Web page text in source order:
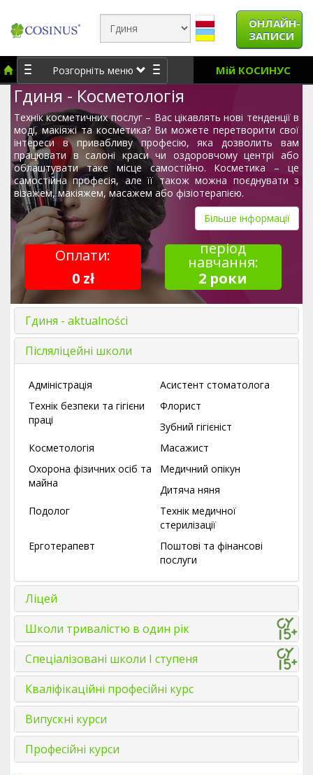
ОНЛАЙН-
ЗАПИСИ
Розгорніть меню Мій КОСИНУС
Гдиня - Косметологія
Технік косметичних послуг – Вас цікавлять нові тенденції в
моді, макіяжі та косметика? Ви можете перетворити свої
інтереси в привабливу професію, яка дозволить вам
працювати в салоні краси чи оздоровчому центрі або
облаштувати таке місце самостійно. Косметика – це
самостійна професія, але її також можна поєднувати з
візажем, макіяжем, масажем або фізіотерапією.
Більше інформації
Оплати:
0 zł
період
навчання:
2 роки
Гдиня - aktualności
Післяліцейні школи
Адміністрація
Асистент стоматолога
Технік безпеки та гігієни
праці
Флорист
Зубний гігієніст
Косметологія
Масажист
Охорона фізичних осіб та
майна
Медичний опікун
Дитяча няня
Подолог
Технік медичної
стерилізації
Ерготерапевт
Поштові та фінансові
послуги
Ліцей
Школи тривалістю в один рік
Спеціалізовані школи І ступеня
Кваліфікаційні професійні курс
Випускні курси
Професійні курси